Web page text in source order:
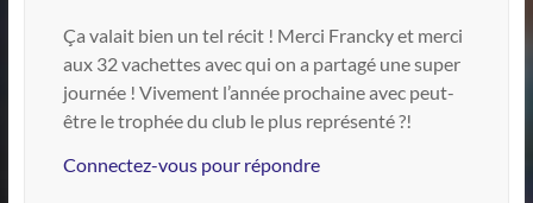
Ça valait bien un tel récit ! Merci Francky et merci
aux 32 vachettes avec qui on a partagé une super
journée ! Vivement l’année prochaine avec peut-
être le trophée du club le plus représenté ?!
Connectez-vous pour répondre